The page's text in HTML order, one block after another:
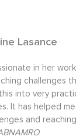
Lasance
in her
challenges
into very
It has helped
and